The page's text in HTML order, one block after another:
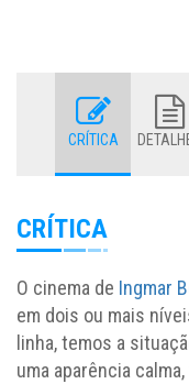
CRÍTICA
CRÍTICA
O cinema de Ingmar
em dois ou mais
linha, temos a
uma aparência